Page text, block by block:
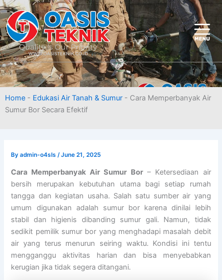
Skip
to
content
Home - Edukasi Air Tanah & Sumur - Cara Memperbanyak Air
Sumur Bor Secara Efektif
Byadmin-o4sIs /June 21, 2025
Cara Memperbanyak Air Sumur Bor– Ketersediaan air
bersih merupakan kebutuhan utama bagi setiap rumah
tangga dan kegiatan usaha. Salah satu sumber air yang
umum digunakan adalah sumur bor karena dinilai lebih
stabil dan higienis dibanding sumur gali. Namun, tidak
sedikit pemilik sumur bor yang menghadapi masalah debit
air yang terus menurun seiring waktu. Kondisi ini tentu
mengganggu aktivitas harian dan bisa menyebabkan
kerugian jika tidak segera ditangani.